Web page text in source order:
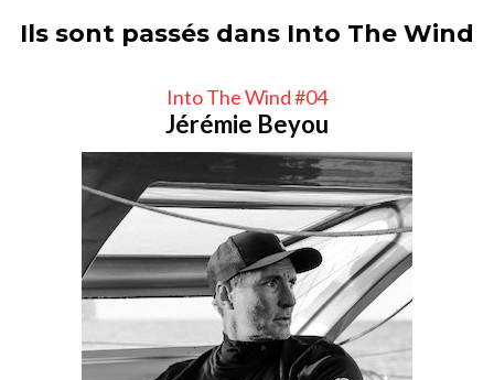
Ils sont passés dans Into The Wind
Into The Wind #04
Jérémie Beyou